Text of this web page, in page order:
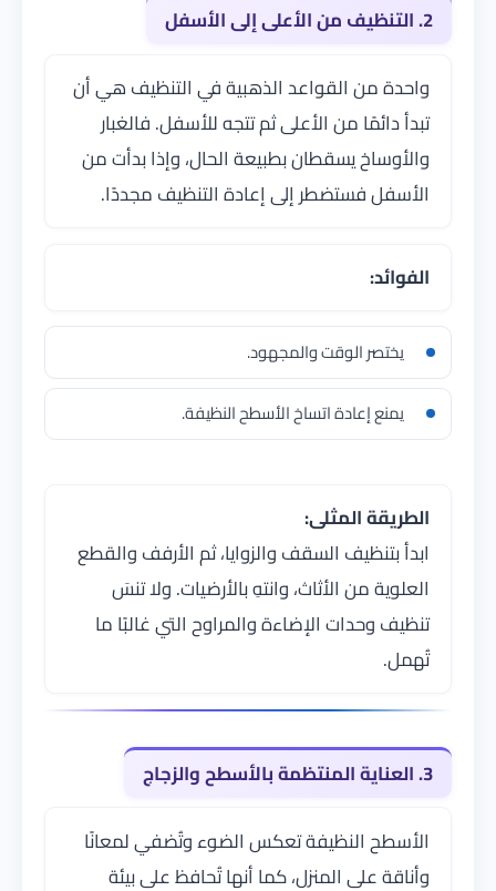
2. التنظيف من الأعلى إلى الأسفل
واحدة من القواعد الذهبية في التنظيف هي أن
تبدأ دائمًا من الأعلى ثم تتجه للأسفل. فالغبار
والأوساخ يسقطان بطبيعة الحال، وإذا بدأت من
الأسفل فستضطر إلى إعادة التنظيف مجددًا.
الفوائد:
يختصر الوقت والمجهود.
يمنع إعادة اتساخ الأسطح النظيفة.
الطريقة المثلى:
ابدأ بتنظيف السقف والزوايا، ثم الأرفف والقطع
العلوية من الأثاث، وانتهِ بالأرضيات. ولا تنسَ
تنظيف وحدات الإضاءة والمراوح التي غالبًا ما
تُهمل.
3. العناية المنتظمة بالأسطح والزجاج
الأسطح النظيفة تعكس الضوء وتُضفي لمعانًا
وأناقة على المنزل، كما أنها تُحافظ على بيئة